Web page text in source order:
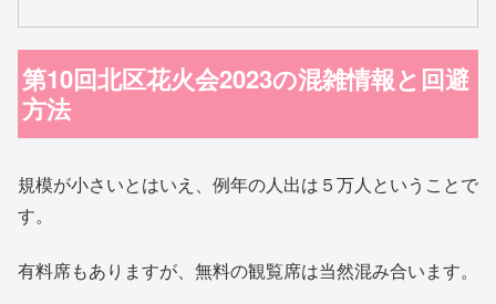
第10回北区花火会2023の混雑情報と回避
方法
規模が小さいとはいえ、例年の人出は５万人ということで
す。
有料席もありますが、無料の観覧席は当然混み合います。